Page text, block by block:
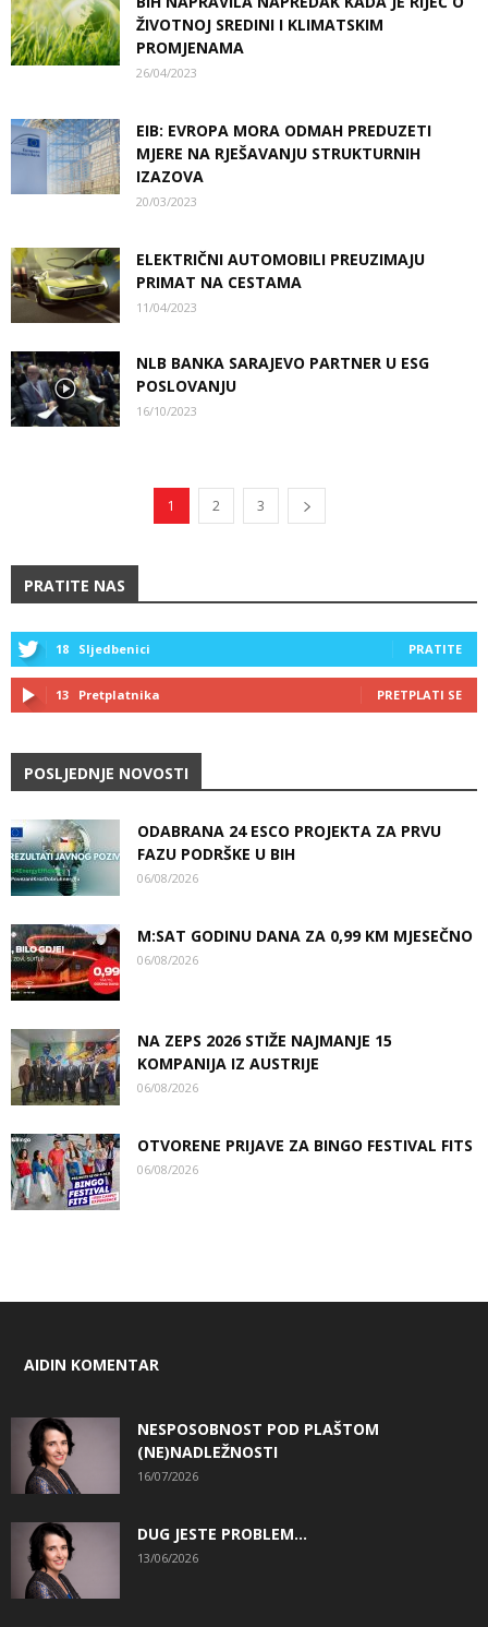
ŽIVOTNOJ SREDINI I KLIMATSKIM
PROMJENAMA
26/04/2023
EIB: EVROPA MORA ODMAH PREDUZETI
MJERE NA RJEŠAVANJU STRUKTURNIH
IZAZOVA
20/03/2023
ELEKTRIČNI AUTOMOBILI PREUZIMAJU
PRIMAT NA CESTAMA
11/04/2023
NLB BANKA SARAJEVO PARTNER U ESG
POSLOVANJU
16/10/2023
1 2 3
PRATITE NAS
18 Sljedbenici PRATITE
13 Pretplatnika PRETPLATI SE
POSLJEDNJE NOVOSTI
ODABRANA 24 ESCO PROJEKTA ZA PRVU
FAZU PODRŠKE U BIH
06/08/2026
M:SAT GODINU DANA ZA 0,99 KM MJESEČNO
06/08/2026
NA ZEPS 2026 STIŽE NAJMANJE 15
KOMPANIJA IZ AUSTRIJE
06/08/2026
OTVORENE PRIJAVE ZA BINGO FESTIVAL FITS
06/08/2026
AIDIN KOMENTAR
NESPOSOBNOST POD PLAŠTOM
(NE)NADLEŽNOSTI
16/07/2026
DUG JESTE PROBLEM…
13/06/2026